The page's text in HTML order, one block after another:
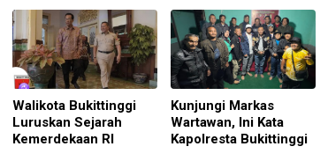
Walikota Bukittinggi
Luruskan Sejarah
Kemerdekaan RI
Kunjungi Markas
Wartawan, Ini Kata
Kapolresta Bukittinggi